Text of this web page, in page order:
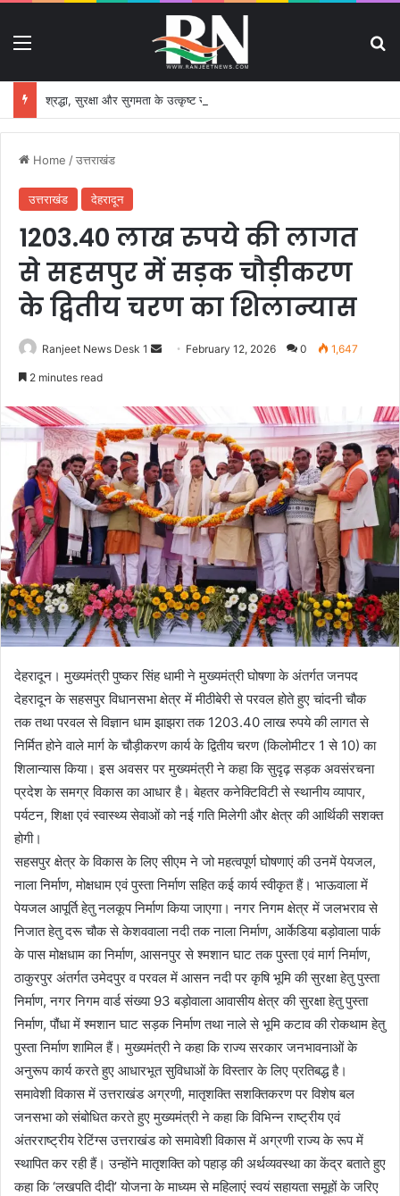
Home /उत्तराखंड
उत्तराखंड देहरादून
1203.40 लाख रुपये की लागत
से सहसपुर में सड़क चौड़ीकरण
के द्वितीय चरण का शिलान्यास
Ranjeet News Desk 1
d
a
e
m
a
i
l
February 12, 2026 0 1,647
2 minutes read
देहरादून। मुख्यमंत्री पुष्कर सिंह धामी ने मुख्यमंत्री घोषणा के अंतर्गत जनपद
देहरादून के सहसपुर विधानसभा क्षेत्र में मीठीबेरी से परवल होते हुए चांदनी चौक
तक तथा परवल से विज्ञान धाम झाझरा तक 1203.40 लाख रुपये की लागत से
निर्मित होने वाले मार्ग के चौड़ीकरण कार्य के द्वितीय चरण (किलोमीटर 1 से 10) का
शिलान्यास किया। इस अवसर पर मुख्यमंत्री ने कहा कि सुदृढ़ सड़क अवसंरचना
प्रदेश के समग्र विकास का आधार है। बेहतर कनेक्टिविटी से स्थानीय व्यापार,
पर्यटन, शिक्षा एवं स्वास्थ्य सेवाओं को नई गति मिलेगी और क्षेत्र की आर्थिकी सशक्त
होगी।
सहसपुर क्षेत्र के विकास के लिए सीएम ने जो महत्वपूर्ण घोषणाएं की उनमें पेयजल,
नाला निर्माण, मोक्षधाम एवं पुस्ता निर्माण सहित कई कार्य स्वीकृत हैं। भाऊवाला में
पेयजल आपूर्ति हेतु नलकूप निर्माण किया जाएगा। नगर निगम क्षेत्र में जलभराव से
निजात हेतु दरू चौक से केशववाला नदी तक नाला निर्माण, आर्केडिया बड़ोवाला पार्क
के पास मोक्षधाम का निर्माण, आसनपुर से श्मशान घाट तक पुस्ता एवं मार्ग निर्माण,
ठाकुरपुर अंतर्गत उमेदपुर व परवल में आसन नदी पर कृषि भूमि की सुरक्षा हेतु पुस्ता
निर्माण, नगर निगम वार्ड संख्या 93 बड़ोवाला आवासीय क्षेत्र की सुरक्षा हेतु पुस्ता
निर्माण, पौंधा में श्मशान घाट सड़क निर्माण तथा नाले से भूमि कटाव की रोकथाम हेतु
पुस्ता निर्माण शामिल हैं। मुख्यमंत्री ने कहा कि राज्य सरकार जनभावनाओं के
अनुरूप कार्य करते हुए आधारभूत सुविधाओं के विस्तार के लिए प्रतिबद्ध है।
समावेशी विकास में उत्तराखंड अग्रणी, मातृशक्ति सशक्तिकरण पर विशेष बल
जनसभा को संबोधित करते हुए मुख्यमंत्री ने कहा कि विभिन्न राष्ट्रीय एवं
अंतरराष्ट्रीय रेटिंग्स उत्तराखंड को समावेशी विकास में अग्रणी राज्य के रूप में
स्थापित कर रही हैं। उन्होंने मातृशक्ति को पहाड़ की अर्थव्यवस्था का केंद्र बताते हुए
कहा कि ‘लखपति दीदी’ योजना के माध्यम से महिलाएं स्वयं सहायता समूहों के जरिए